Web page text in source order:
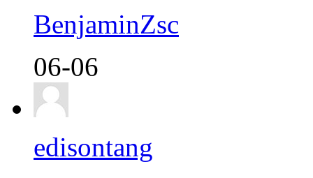
BenjaminZsc
06-06
edisontang